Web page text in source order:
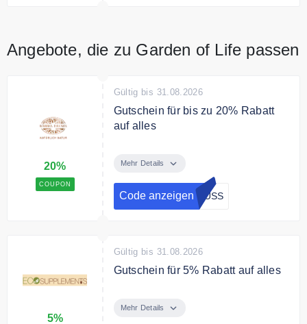
Angebote, die zu Garden of Life passen
20%
COUPON
Gültig bis 31.08.2026
Gutschein für bis zu 20% Rabatt
auf alles
jeder Bestellung und 20% Rabatt
ab 70€ Mindestbestellwert.
Mehr Details
Code anzeigen RUSS
5%
Gültig bis 31.08.2026
Gutschein für 5% Rabatt auf alles
Gutscheincode 5% auf das
Mehr Details